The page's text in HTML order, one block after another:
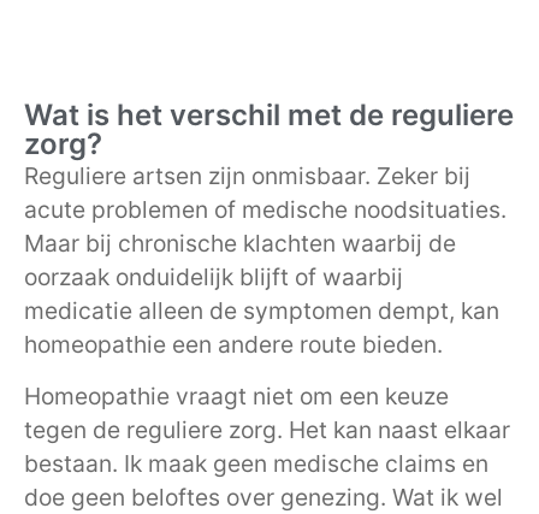
Wat is het verschil met de reguliere
zorg?
Reguliere artsen zijn onmisbaar. Zeker bij
acute problemen of medische noodsituaties.
Maar bij chronische klachten waarbij de
oorzaak onduidelijk blijft of waarbij
medicatie alleen de symptomen dempt, kan
homeopathie een andere route bieden.
Homeopathie vraagt niet om een keuze
tegen de reguliere zorg. Het kan naast elkaar
bestaan. Ik maak geen medische claims en
doe geen beloftes over genezing. Wat ik wel